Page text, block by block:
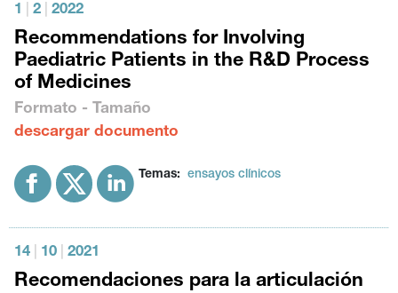
1 2 2022
Recommendations for Involving
Paediatric Patients in the R&D Process
of Medicines
Formato - Tamaño
descargar documento
Temas: ensayos clínicos
14 10 2021
Recomendaciones para la articulación